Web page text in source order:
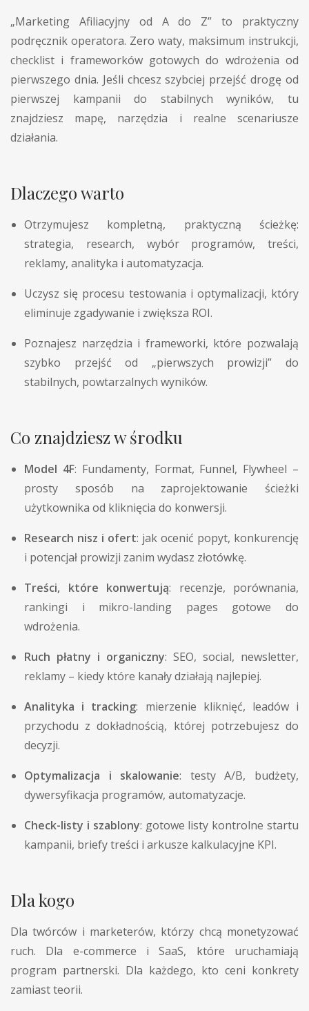
„Marketing Afiliacyjny od A do Z” to praktyczny
podręcznik operatora. Zero waty, maksimum instrukcji,
checklist i frameworków gotowych do wdrożenia od
pierwszego dnia. Jeśli chcesz szybciej przejść drogę od
pierwszej kampanii do stabilnych wyników, tu
znajdziesz mapę, narzędzia i realne scenariusze
działania.
Dlaczego warto
Otrzymujesz kompletną, praktyczną ścieżkę:
strategia, research, wybór programów, treści,
reklamy, analityka i automatyzacja.
Uczysz się procesu testowania i optymalizacji, który
eliminuje zgadywanie i zwiększa ROI.
Poznajesz narzędzia i frameworki, które pozwalają
szybko przejść od „pierwszych prowizji” do
stabilnych, powtarzalnych wyników.
Co znajdziesz w środku
Model 4F: Fundamenty, Format, Funnel, Flywheel –
prosty sposób na zaprojektowanie ścieżki
użytkownika od kliknięcia do konwersji.
Research nisz i ofert: jak ocenić popyt, konkurencję
i potencjał prowizji zanim wydasz złotówkę.
Treści, które konwertują: recenzje, porównania,
rankingi i mikro-landing pages gotowe do
wdrożenia.
Ruch płatny i organiczny: SEO, social, newsletter,
reklamy – kiedy które kanały działają najlepiej.
Analityka i tracking: mierzenie kliknięć, leadów i
przychodu z dokładnością, której potrzebujesz do
decyzji.
Optymalizacja i skalowanie: testy A/B, budżety,
dywersyfikacja programów, automatyzacje.
Check-listy i szablony: gotowe listy kontrolne startu
kampanii, briefy treści i arkusze kalkulacyjne KPI.
Dla kogo
Dla twórców i marketerów, którzy chcą monetyzować
ruch. Dla e-commerce i SaaS, które uruchamiają
program partnerski. Dla każdego, kto ceni konkrety
zamiast teorii.